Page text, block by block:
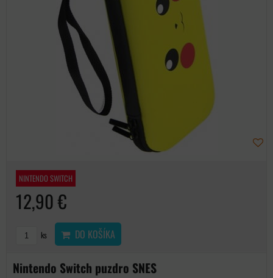
NINTENDO SWITCH
12,90 €
ks DO KOŠÍKA
Nintendo Switch puzdro SNES